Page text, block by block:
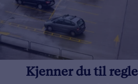
Kjenner du til